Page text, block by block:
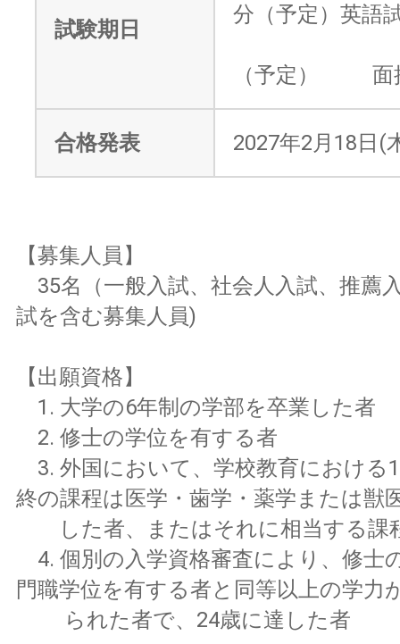
試験期日
分（予定）英語
（予定） 面
合格発表 2027年2月18日(
【募集人員】
35名（一般入試、社会人入試、推薦
試を含む募集人員)
【出願資格】
1. 大学の6年制の学部を卒業した者
2. 修士の学位を有する者
3. 外国において、学校教育における
終の課程は医学・歯学・薬学または獣
した者、またはそれに相当する課
4. 個別の入学資格審査により、修士
門職学位を有する者と同等以上の学力
られた者で、24歳に達した者